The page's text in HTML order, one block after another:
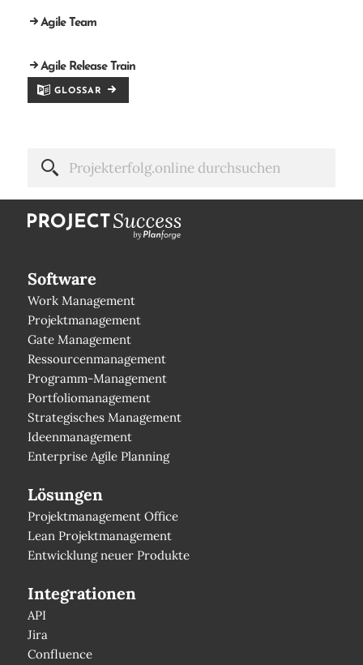
Agile Team
Agile Release Train
GLOSSAR
Software
Work Management
Projektmanagement
Gate Management
Ressourcenmanagement
Programm-Management
Portfoliomanagement
Strategisches Management
Ideenmanagement
Enterprise Agile Planning
Lösungen
Projektmanagement Office
Lean Projektmanagement
Entwicklung neuer Produkte
Integrationen
API
Jira
Confluence